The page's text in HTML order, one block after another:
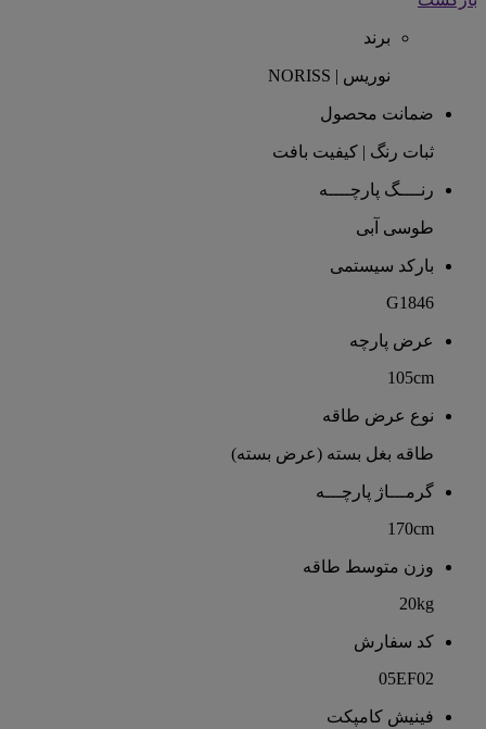
برند
نوریس | NORISS
ضمانت محصول
ثبات رنگ | کیفیت بافت
رنــــگ پارچــــه
طوسی آبی
بارکد سیستمی
G1846
عرض پارچه
105cm
نوع عرض طاقه
طاقه بغل بسته (عرض بسته)
گرمـــاژ پارچـــه
170cm
وزن متوسط طاقه
20kg
کد سفارش
05EF02
فینیش کامپکت